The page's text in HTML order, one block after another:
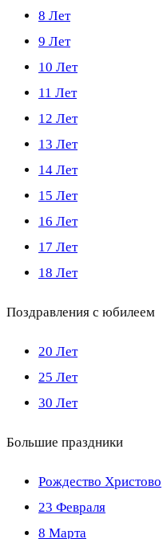
8 Лет
9 Лет
10 Лет
11 Лет
12 Лет
13 Лет
14 Лет
15 Лет
16 Лет
17 Лет
18 Лет
Поздравления с юбилеем
20 Лет
25 Лет
30 Лет
Большие праздники
Рождество Христово
23 Февраля
8 Марта